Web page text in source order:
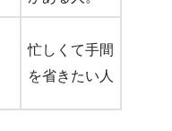
忙しくて手間
を省きたい人